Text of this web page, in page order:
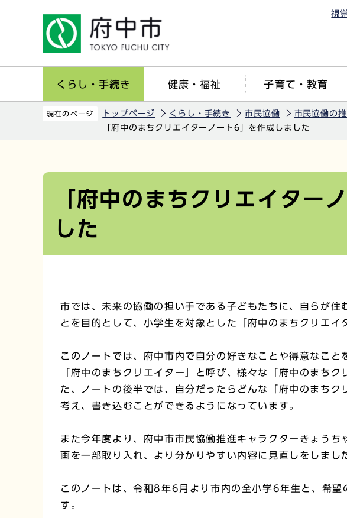
視
くらし・手続き 健康・福祉 子育て・教育
現在のページ トップページ くらし・手続き 市民協働 市民協働の
「府中のまちクリエイターノート6」を作成しました
「府中のまちクリエイター
した
市では、未来の協働の担い手である子どもたちに、自らが住
とを目的として、小学生を対象とした「府中のまちクリエイ
このノートでは、府中市内で自分の好きなことや得意なこと
「府中のまちクリエイター」と呼び、様々な「府中のまち
た、ノートの後半では、自分だったらどんな「府中のまちク
考え、書き込むことができるようになっています。
また今年度より、府中市市民協働推進キャラクターきょう
画を一部取り入れ、より分かりやすい内容に見直しをしまし
このノートは、令和8年6月より市内の全小学6年生と、希望
す。